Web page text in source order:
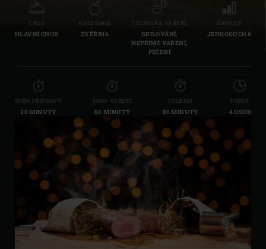
CHOD
HLAVNÍ CHOD
KATEGORIE
ZVĚŘINA
TECHNIKA VAŘENÍ
GRILOVÁNÍ,
NEPŘÍMÉ VAŘENÍ,
PEČENÍ
ÚROVEŇ
JEDNODUCHÁ
DOBA PŘÍPRAVY
20 MINUTY
DOBA VAŘENÍ
60 MINUTY
CELKEM
80 MINUTY
PORCE
4 OSOB